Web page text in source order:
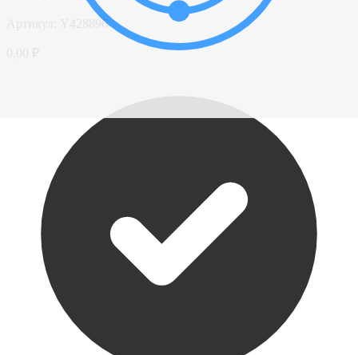
Y428896